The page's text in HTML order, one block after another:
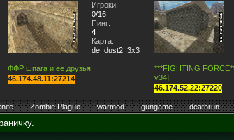
Игроки:
0/16
Пинг:
4
Карта:
de_dust2_3x3
ФФР шпага и ее друзья
46.174.48.11:27214
***FIGHTING
v34]
46.174.52.22:27220
Zombie Plague warmod gungame deathrun